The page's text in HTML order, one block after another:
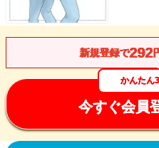
新規登録で292
かんたん
今すぐ会員